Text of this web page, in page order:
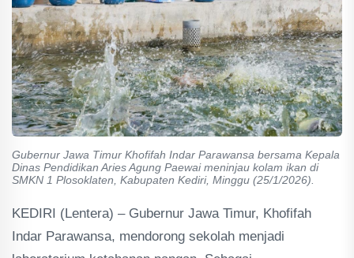
Gubernur Jawa Timur Khofifah Indar Parawansa bersama Kepala
Dinas Pendidikan Aries Agung Paewai meninjau kolam ikan di
SMKN 1 Plosoklaten, Kabupaten Kediri, Minggu (25/1/2026).
KEDIRI (Lentera) – Gubernur Jawa Timur, Khofifah
Indar Parawansa, mendorong sekolah menjadi